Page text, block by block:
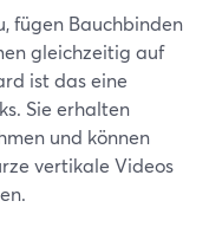
fügen Bauchbinden
gleichzeitig auf
ist das eine
Sie erhalten
und können
vertikale Videos